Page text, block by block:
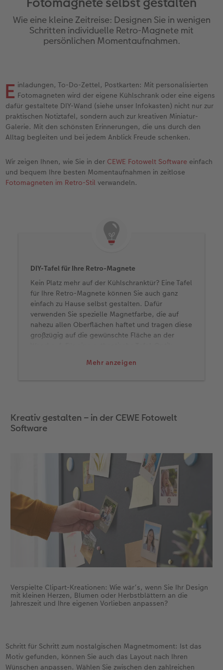
Erinnerungstasche
Personalisierter Schuber
Jahrbuch
Reisefotobuch
Webinare & VHS
Foto-Kochbuch
hexxas
Acrylglas
Hartschaum
Foto auf Holz
Bestellwege
CEWE myPhotos
Fotosets
Fotosticker
Rahmen
Fotogrößen & Formate
Last Minute Fotos
Fototassen
Emaille Becher
Schule & Büro
Textilien
Faber-Castell
CEWE myPhotos
Geburtskarten
Taufkarten
Fotokarten
Digitale Grußkarte
Papierqualitäten
CEWE myPhotos
Silikonhüllen
Handykette
Holzhüllen
Bio-based Case
Bestellwege
CEWE myPhotos
Papierqualitäten
Bestellwege
Gestaltungsideen
CEWE myPhotos
Danke sagen
für Männer
für Kinder
für Großeltern
Einfach & schnell gestaltet
CEWE myPhotos
Erste Schritte
Softwaretipps
Wie eine kleine Zeitreise: Designen Sie in wenigen
Schritten individuelle Retro-Magnete mit
persönlichen Momentaufnahmen.
E inladungen, To-Do-Zettel, Postkarten: Mit personalisierten
Fotomagneten wird der eigene Kühlschrank oder eine eigens
dafür gestaltete DIY-Wand (siehe unser Infokasten) nicht nur zur
praktischen Notiztafel, sondern auch zur kreativen Miniatur-
Galerie. Mit den schönsten Erinnerungen, die uns durch den
Alltag begleiten und bei jedem Anblick Freude schenken.
Wir zeigen Ihnen, wie Sie in der CEWE Fotowelt Software einfach
und bequem Ihre besten Momentaufnahmen in zeitlose
Fotomagneten im Retro-Stil verwandeln.
Mehr anzeigen
DIY-Tafel für Ihre Retro-Magnete
Kein Platz mehr auf der Kühlschranktür? Eine Tafel
für Ihre Retro-Magnete können Sie auch ganz
einfach zu Hause selbst gestalten. Dafür
verwenden Sie spezielle Magnetfarbe, die auf
nahezu allen Oberflächen haftet und tragen diese
großzügig auf die gewünschte Fläche an der
als Rahmen anbringen – für eine Tafel, die nicht
Kreativ gestalten – in der CEWE Fotowelt
Software
Verspielte Clipart-Kreationen: Wie wär‘s, wenn Sie Ihr Design
mit kleinen Herzen, Blumen oder Herbstblättern an die
Jahreszeit und Ihre eigenen Vorlieben anpassen?
Schritt für Schritt zum nostalgischen Magnetmoment: Ist das
Motiv gefunden, können Sie auch das Layout nach Ihren
Wünschen anpassen. Wählen Sie zwischen den zahlreichen